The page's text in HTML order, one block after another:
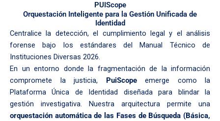
PUIScope
Orquestación Inteligente para la Gestión Unificada de
Identidad
Centralice la detección, el cumplimiento legal y el análisis
forense bajo los estándares del Manual Técnico de
Instituciones Diversas 2026.
En un entorno donde la fragmentación de la información
compromete la justicia, PuiScopeemerge como la
Plataforma Única de Identidad diseñada para blindar la
gestión investigativa. Nuestra arquitectura permite una
orquestación automática de las Fases de Búsqueda (Básica,